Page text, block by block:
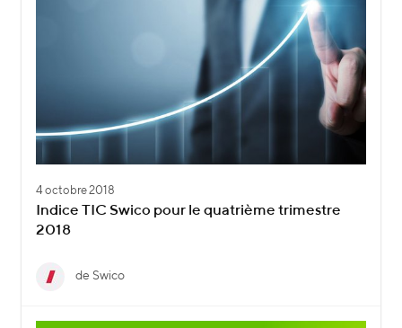
4 octobre 2018
Indice TIC Swico pour le quatrième trimestre
2018
de Swico